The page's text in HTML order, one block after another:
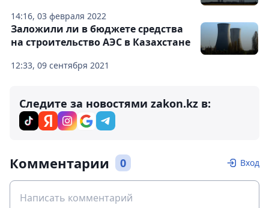
14:16, 03 февраля 2022
12:33, 09 сентября 2021
Заложили ли в бюджете средства
на строительство АЭС в Казахстане
Следите за новостями zakon.kz в:
Комментарии 0 Вход